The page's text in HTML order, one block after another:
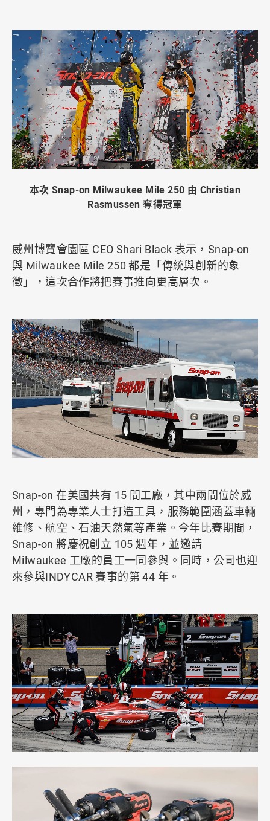
本次 Snap-on Milwaukee Mile 250 由 Christian
Rasmussen 奪得冠軍
威州博覽會園區 CEO Shari Black 表示，Snap-on
與 Milwaukee Mile 250 都是「傳統與創新的象
徵」，這次合作將把賽事推向更高層次。
Snap-on 在美國共有 15 間工廠，其中兩間位於威
州，專門為專業人士打造工具，服務範圍涵蓋車輛
維修、航空、石油天然氣等產業。今年比賽期間，
Snap-on 將慶祝創立 105 週年，並邀請
Milwaukee 工廠的員工一同參與。同時，公司也迎
來參與INDYCAR 賽事的第 44 年。